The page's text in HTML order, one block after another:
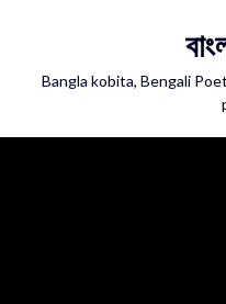
Bangla kobita, Bengali